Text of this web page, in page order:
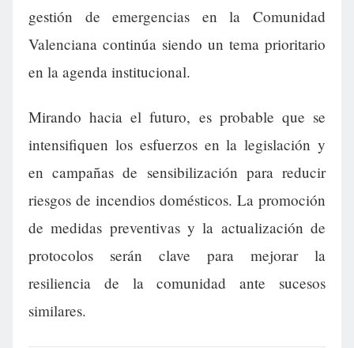
gestión de emergencias en la Comunidad
Valenciana continúa siendo un tema prioritario
en la agenda institucional.
Mirando hacia el futuro, es probable que se
intensifiquen los esfuerzos en la legislación y
en campañas de sensibilización para reducir
riesgos de incendios domésticos. La promoción
de medidas preventivas y la actualización de
protocolos serán clave para mejorar la
resiliencia de la comunidad ante sucesos
similares.